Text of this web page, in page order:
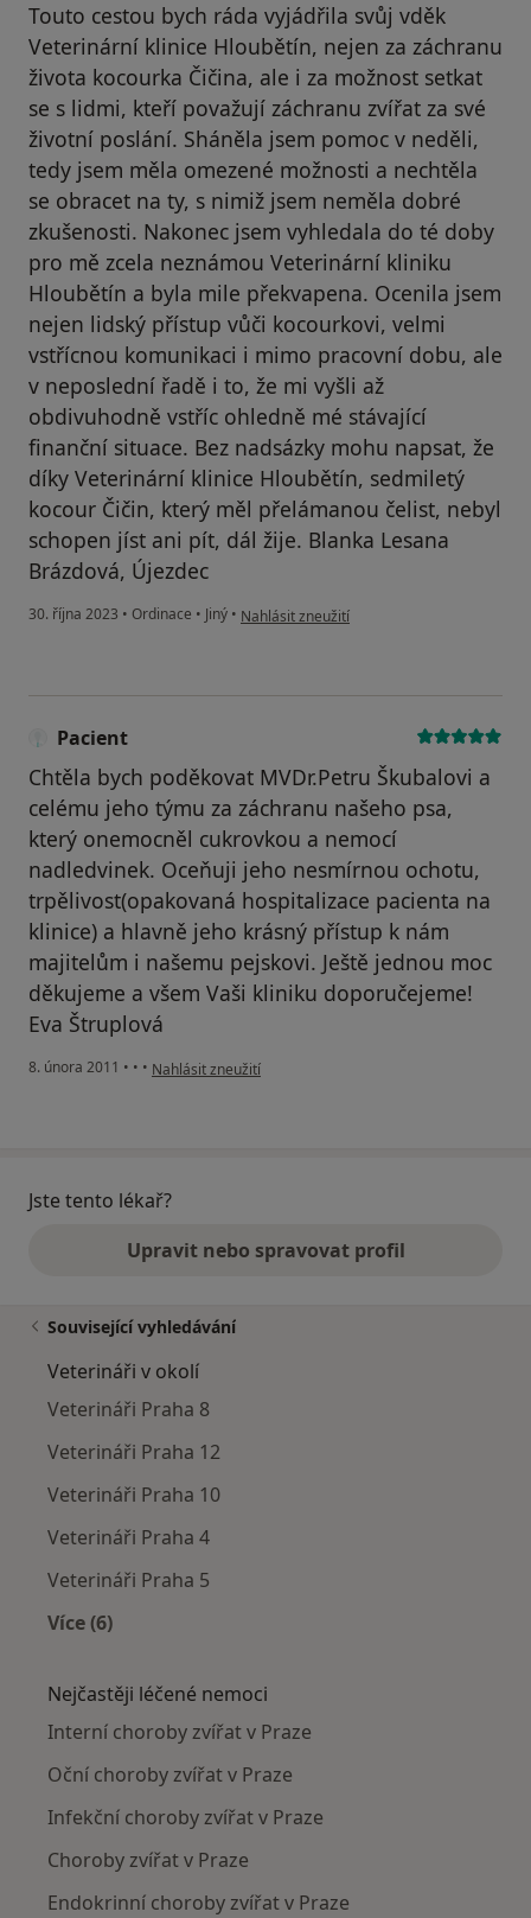
Touto cestou bych ráda vyjádřila svůj vděk
Veterinární klinice Hloubětín, nejen za záchranu
života kocourka Čičina, ale i za možnost setkat
se s lidmi, kteří považují záchranu zvířat za své
životní poslání. Sháněla jsem pomoc v neděli,
tedy jsem měla omezené možnosti a nechtěla
se obracet na ty, s nimiž jsem neměla dobré
zkušenosti. Nakonec jsem vyhledala do té doby
pro mě zcela neznámou Veterinární kliniku
Hloubětín a byla mile překvapena. Ocenila jsem
nejen lidský přístup vůči kocourkovi, velmi
vstřícnou komunikaci i mimo pracovní dobu, ale
v neposlední řadě i to, že mi vyšli až
obdivuhodně vstříc ohledně mé stávající
finanční situace. Bez nadsázky mohu napsat, že
díky Veterinární klinice Hloubětín, sedmiletý
kocour Čičin, který měl přelámanou čelist, nebyl
schopen jíst ani pít, dál žije. Blanka Lesana
Brázdová, Újezdec
30. října 2023 • Ordinace • Jiný • podle názoru uživatele Blanka Lesana
Nahlásit zneužití
Pacient
Chtěla bych poděkovat MVDr.Petru Škubalovi a
celému jeho týmu za záchranu našeho psa,
který onemocněl cukrovkou a nemocí
nadledvinek. Oceňuji jeho nesmírnou ochotu,
trpělivost(opakovaná hospitalizace pacienta na
klinice) a hlavně jeho krásný přístup k nám
majitelům i našemu pejskovi. Ještě jednou moc
děkujeme a všem Vaši kliniku doporučejeme!
Eva Štruplová
8. února 2011 • • • podle názoru uživatele Pacient
Nahlásit zneužití
Jste tento lékař?
Upravit nebo spravovat profil
Související vyhledávání
Veterináři v okolí
Veterináři Praha 8
Veterináři Praha 12
Veterináři Praha 10
Veterináři Praha 4
Veterináři Praha 5
Více (6)
Nejčastěji léčené nemoci
Interní choroby zvířat v Praze
Oční choroby zvířat v Praze
Infekční choroby zvířat v Praze
Choroby zvířat v Praze
Endokrinní choroby zvířat v Praze